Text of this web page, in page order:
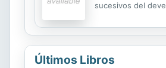
sucesivos del
Últimos Libros